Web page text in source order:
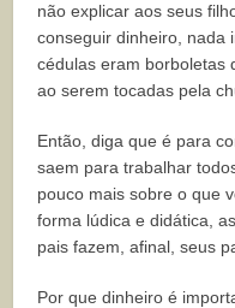
não explicar aos seus
conseguir dinheiro, nada
cédulas eram borboletas
ao serem tocadas pela
Então, diga que é para
saem para trabalhar
pouco mais sobre o que
forma lúdica e didática,
pais fazem, afinal, seus
Por que dinheiro é